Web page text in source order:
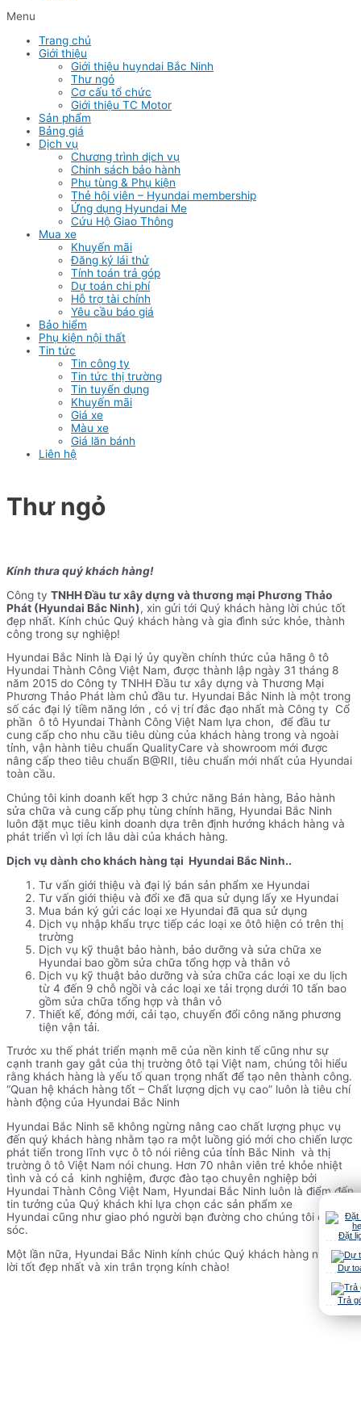
Menu
Trang chủ
Giới thiệu
Giới thiệu huyndai Bắc Ninh
Thư ngỏ
Cơ cấu tổ chức
Giới thiệu TC Motor
Sản phẩm
Bảng giá
Dịch vụ
Chương trình dịch vụ
Chinh sách bảo hành
Phụ tùng & Phụ kiện
Thẻ hội viên – Hyundai membership
Ứng dụng Hyundai Me
Cứu Hộ Giao Thông
Mua xe
Khuyến mãi
Đăng ký lái thử
Tính toán trả góp
Dự toán chi phí
Hỗ trợ tài chính
Yêu cầu báo giá
Bảo hiểm
Phụ kiện nội thất
Tin tức
Tin công ty
Tin tức thị trường
Tin tuyển dụng
Khuyến mãi
Giá xe
Màu xe
Giá lăn bánh
Liên hệ
Thư ngỏ
Kính thưa quý khách hàng!
Công ty TNHH Đầu tư xây dựng và thương mại Phương Thảo
Phát (Hyundai Bắc Ninh), xin gửi tới Quý khách hàng lời chúc tốt
đẹp nhất. Kính chúc Quý khách hàng và gia đình sức khỏe, thành
công trong sự nghiệp!
Hyundai Bắc Ninh là Đại lý ủy quyền chính thức của hãng ô tô
Hyundai Thành Công Việt Nam, được thành lập ngày 31 tháng 8
năm 2015 do Công ty TNHH Đầu tư xây dựng và Thương Mại
Phương Thảo Phát làm chủ đầu tư. Hyundai Bắc Ninh là một trong
số các đại lý tiềm năng lớn , có vị trí đắc đạo nhất mà Công ty Cổ
phần ô tô Hyundai Thành Công Việt Nam lựa chon, để đầu tư
cung cấp cho nhu cầu tiêu dùng của khách hàng trong và ngoài
tỉnh, vận hành tiêu chuẩn QualityCare và showroom mới được
nâng cấp theo tiêu chuẩn B@RII, tiêu chuẩn mới nhất của Hyundai
toàn cầu.
Chúng tôi kinh doanh kết hợp 3 chức năng Bán hàng, Bảo hành
sửa chữa và cung cấp phụ tùng chính hãng, Hyundai Bắc Ninh
luôn đặt mục tiêu kinh doanh dựa trên định hướng khách hàng và
phát triển vì lợi ích lâu dài của khách hàng.
Dịch vụ dành cho khách hàng tại Hyundai Bắc Ninh..
Tư vấn giới thiệu và đại lý bán sản phẩm xe Hyundai
Tư vấn giới thiệu và đổi xe đã qua sử dụng lấy xe Hyundai
Mua bán ký gửi các loại xe Hyundai đã qua sử dụng
Dịch vụ nhập khẩu trực tiếp các loại xe ôtô hiện có trên thị
trường
Dịch vụ kỹ thuật bảo hành, bảo dưỡng và sửa chữa xe
Hyundai bao gồm sửa chữa tổng hợp và thân vỏ
Dịch vụ kỹ thuật bảo dưỡng và sửa chữa các loại xe du lịch
từ 4 đến 9 chỗ ngồi và các loại xe tải trọng dưới 10 tấn bao
gồm sửa chữa tổng hợp và thân vỏ
Thiết kế, đóng mới, cải tạo, chuyển đổi công năng phương
tiện vận tải.
Trước xu thế phát triển mạnh mẽ của nền kinh tế cũng như sự
cạnh tranh gay gắt của thị trường ôtô tại Việt nam, chúng tôi hiểu
rằng khách hàng là yếu tố quan trọng nhất để tạo nên thành công.
“Quan hệ khách hàng tốt – Chất lượng dịch vụ cao” luôn là tiêu chí
hành động của Hyundai Bắc Ninh
Hyundai Bắc Ninh sẽ không ngừng nâng cao chất lượng phục vụ
đến quý khách hàng nhằm tạo ra một luồng gió mới cho chiến lược
phát tiển trong lĩnh vực ô tô nói riêng của tỉnh Bắc Ninh và thị
trường ô tô Việt Nam nói chung. Hơn 70 nhân viên trẻ khỏe nhiệt
tình và có cả kinh nghiệm, được đào tạo chuyên nghiệp bởi
Hyundai Thành Công Việt Nam, Hyundai Bắc Ninh luôn là điểm đến
tin tưởng của Quý khách khi lựa chọn các sản phẩm xe
Hyundai cũng như giao phó người bạn đường cho chúng tôi chăm
sóc.
Một lần nữa, Hyundai Bắc Ninh kính chúc Quý khách hàng những
lời tốt đẹp nhất và xin trân trọng kính chào!
Đặt
Dự
Trả